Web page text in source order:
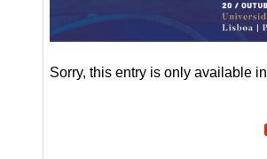
Sorry, this entry is only available in